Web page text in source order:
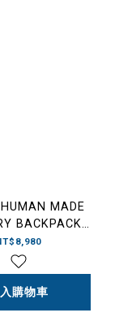
MADE
BACKPACK
軍用風 後背包
HM28GD015
購物車